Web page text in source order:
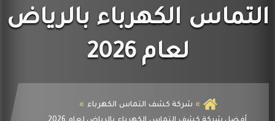
الكهرباء
التماس الكهرباء بالرياض
لعام 2026
شركة كشف التماس الكهرباء